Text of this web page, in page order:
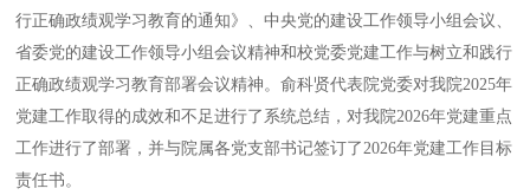
行正确政绩观学习教育的通知》、中央党的建设工作领导小组会议、
省委党的建设工作领导小组会议精神和校党委党建工作与树立和践行
正确政绩观学习教育部署会议精神。俞科贤代表院党委对我院2025年
党建工作取得的成效和不足进行了系统总结，对我院2026年党建重点
工作进行了部署，并与院属各党支部书记签订了2026年党建工作目标
责任书。